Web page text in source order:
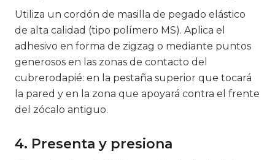
Utiliza un cordón de masilla de pegado elástico
de alta calidad (tipo polímero MS). Aplica el
adhesivo en forma de zigzag o mediante puntos
generosos en las zonas de contacto del
cubrerodapié: en la pestaña superior que tocará
la pared y en la zona que apoyará contra el frente
del zócalo antiguo.
4. Presenta y presiona